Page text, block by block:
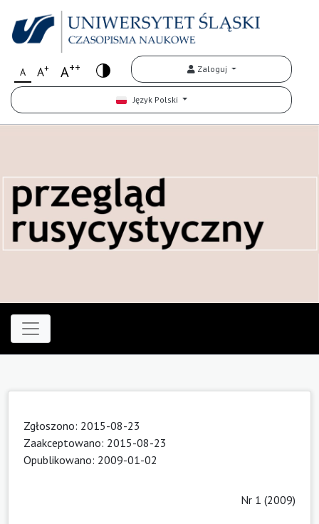
A A+ A++ Zaloguj
Język Polski
Zgłoszono: 2015-08-23
Zaakceptowano: 2015-08-23
Opublikowano: 2009-01-02
Nr 1 (2009)